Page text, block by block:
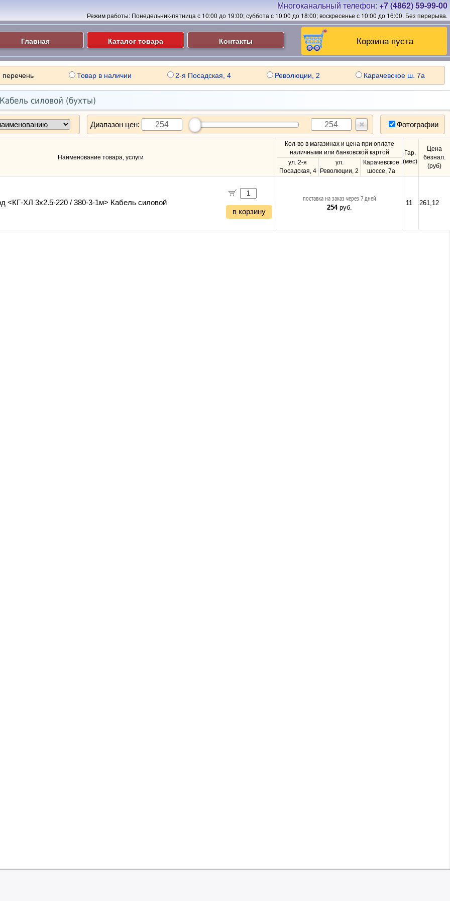
Многоканальный телефон: +7 (4862) 59-99-00
Режим работы: Понедельник-пятница с 10:00 до 19:00; суббота с 10:00 до 18:00; воскресенье с 10:00 до 16:00. Без перерыва.
Корзина пуста
Главная Каталог товара Контакты
Товар в наличии 2-я Посадская, 4 Революции, 2 Карачевское ш. 7а
Кабель силовой (бухты)
Диапазон цен: Фотографии
Наименование товара, услуги
Кол-во в магазинах и цена при оплате
наличными или банковской картой
Гар.
(мес)
Цена
безнал.
(руб)
ул. 2-я
Посадская, 4
ул.
Революции, 2
Карачевское
шоссе, 7а
<КГ-ХЛ 3х2.5-220 / 380-3-1м> Кабель силовой
в корзину
поставка на заказ через 7 дней
254руб.
11 261,12